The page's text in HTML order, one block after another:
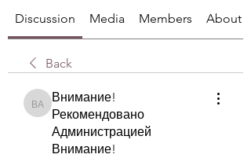
Discussion Media Members About
Back
Внимание! Рекомендовано Администрацией
Внимание!
Рекомендовано
Администрацией
Внимание!